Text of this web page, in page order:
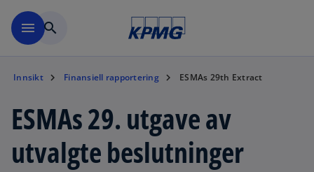
menu search
Innsikt Finansiell rapportering ESMAs 29th Extract
ESMAs 29. utgave av
utvalgte beslutninger